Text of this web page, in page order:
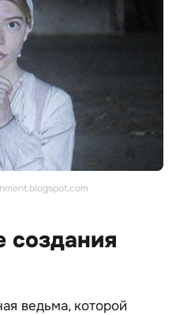
создания
ведьма, которой